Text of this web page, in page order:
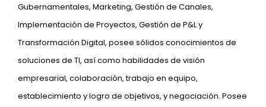
Gubernamentales, Marketing, Gestión de Canales,
Implementación de Proyectos, Gestión de P&L y
Transformación Digital, posee sólidos conocimientos de
soluciones de TI, así como habilidades de visión
empresarial, colaboración, trabajo en equipo,
establecimiento y logro de objetivos, y negociación. Posee